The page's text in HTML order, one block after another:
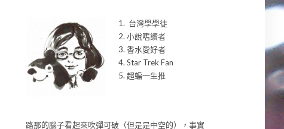
1. 台灣學學徒
2. 小說嗜讀者
3. 香水愛好者
4. Star Trek Fan
5. 超蝙一生推
路那的腦子看起來吹彈可破（但是是中空的），事實